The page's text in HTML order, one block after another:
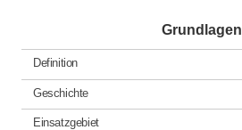
Grundlagen
Definition
Geschichte
Einsatzgebiet